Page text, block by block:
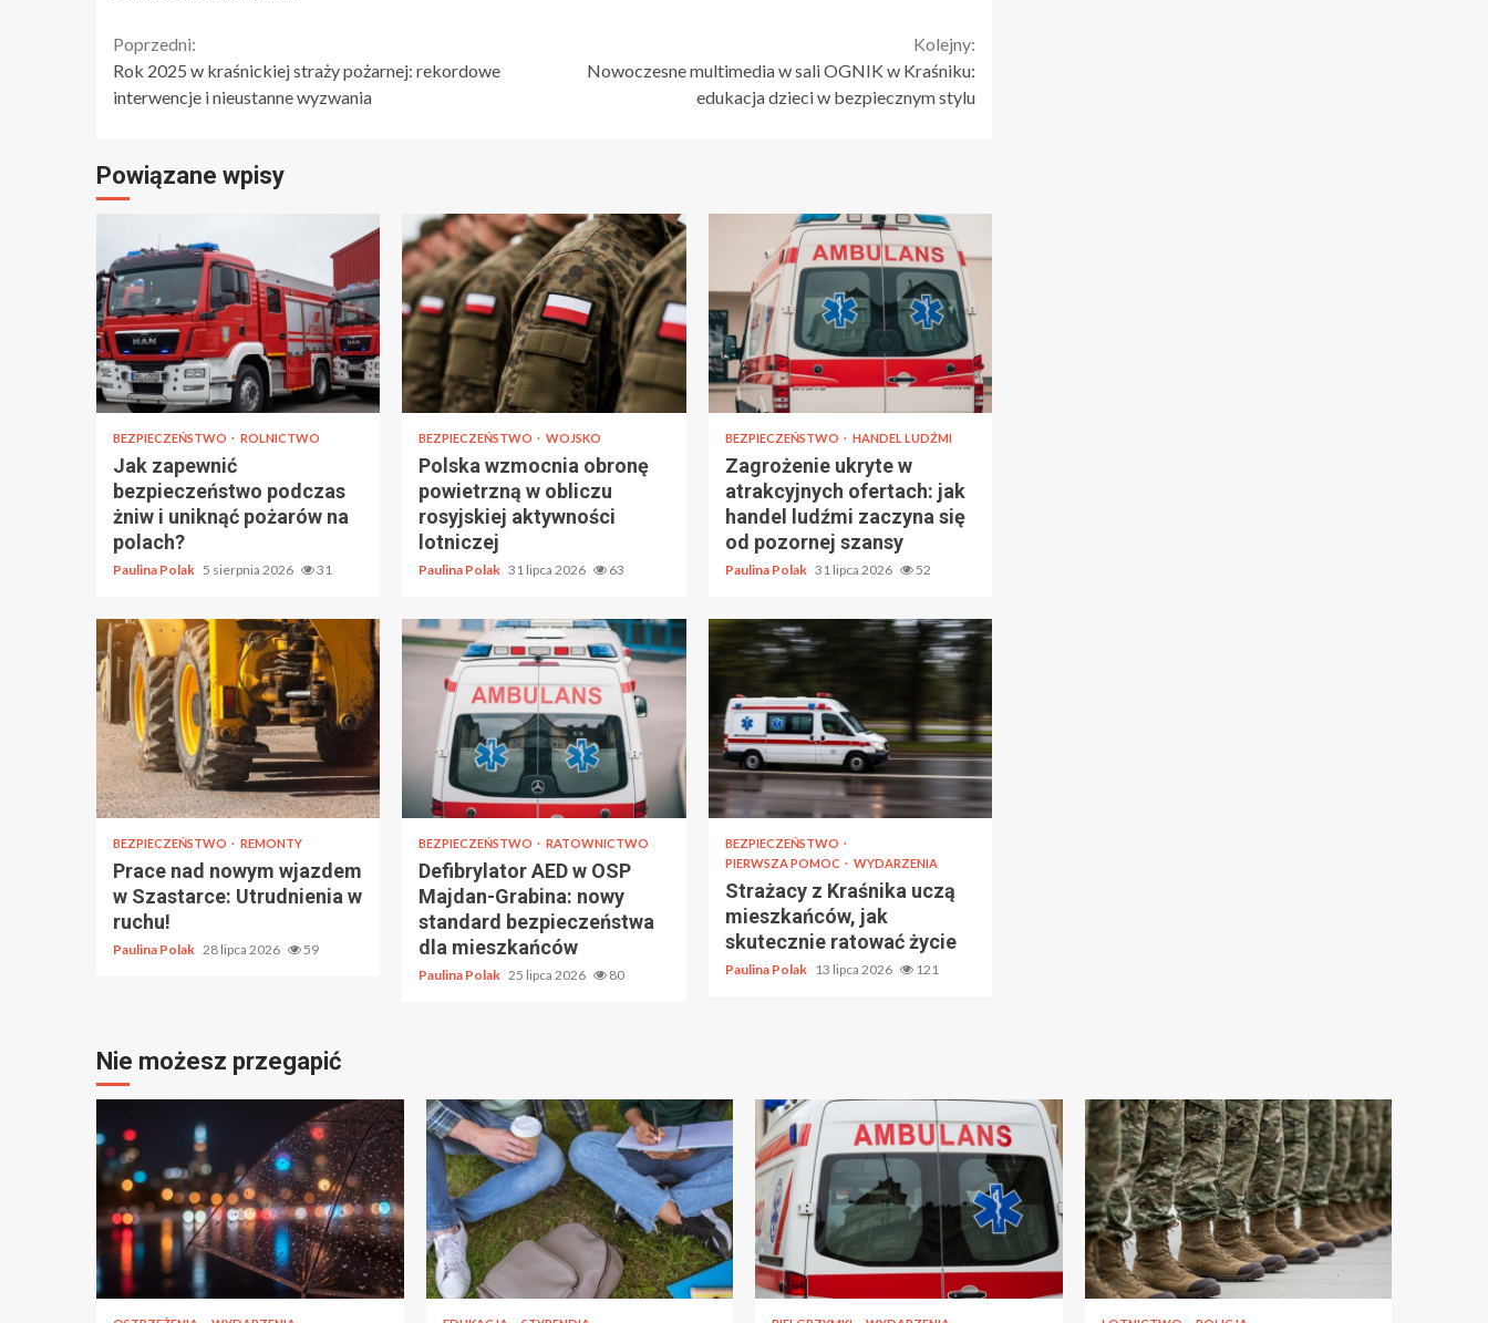
Continue
Reading
Poprzedni:
Rok 2025 w kraśnickiej straży pożarnej: rekordowe
interwencje i nieustanne wyzwania
Kolejny:
Nowoczesne multimedia w sali OGNIK w Kraśniku:
edukacja dzieci w bezpiecznym stylu
Powiązane wpisy
BEZPIECZEŃSTWO ROLNICTWO
Jak zapewnić
bezpieczeństwo podczas
żniw i uniknąć pożarów na
polach?
Paulina Polak 5 sierpnia 2026 31
BEZPIECZEŃSTWO WOJSKO
Polska wzmocnia obronę
powietrzną w obliczu
rosyjskiej aktywności
lotniczej
Paulina Polak 31 lipca 2026 63
BEZPIECZEŃSTWO HANDEL LUDŹMI
Zagrożenie ukryte w
atrakcyjnych ofertach: jak
handel ludźmi zaczyna się
od pozornej szansy
Paulina Polak 31 lipca 2026 52
BEZPIECZEŃSTWO REMONTY
Prace nad nowym wjazdem
w Szastarce: Utrudnienia w
ruchu!
Paulina Polak 28 lipca 2026 59
BEZPIECZEŃSTWO RATOWNICTWO
Defibrylator AED w OSP
Majdan-Grabina: nowy
standard bezpieczeństwa
dla mieszkańców
Paulina Polak 25 lipca 2026 80
BEZPIECZEŃSTWO
PIERWSZA POMOC
WYDARZENIA
Strażacy z Kraśnika uczą
mieszkańców, jak
skutecznie ratować życie
Paulina Polak 13 lipca 2026 121
Nie możesz przegapić